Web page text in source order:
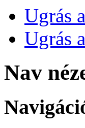
Ugrás
Ugrás
Nav